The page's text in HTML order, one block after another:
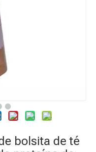
bolsita de té